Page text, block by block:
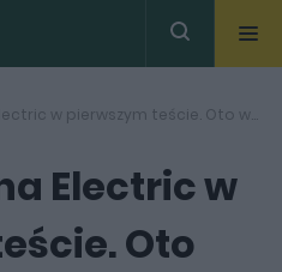
Hyundai Kona Electric w pierwszym teście. Oto wszystko, co chcecie wiedzieć o tym aucie
Electric w
Oto